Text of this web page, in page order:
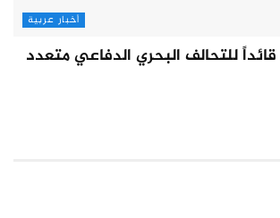
أخبار عربية
للتحالف البحري الدفاعي متعدد